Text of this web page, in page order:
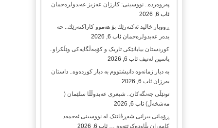
پەروەردە.. نووسینی: کارزان عەزیز عەبدولرەحمان
ئاب 6, 2026
ڕووبار خالید ئەكتەرێك بۆ هەموو كاراكتەرێك.. حه
یدەر عەبدولرەحمان ئاب 6, 2026
کوردستان بیابانێکی تاریک و کۆمەڵگایەکی وێڵکراو..
یاسین لەتیف ئاب 6, 2026
بە دیار زمانەوە دانیشتووم بە دیار کوردەوە.. داستان
بەرزان ئاب 6, 2026
تونێڵی جەنگەکان.. شیعری عەبدوڵڵا سلێمان (
مەشخەڵ) ئاب 6, 2026
ڕۆمانی بیرانی شەڕڤانێک لە نووسینی ئەحمەد
کامەران بڵاودەکرێتەوە … ئاب 6, 2026